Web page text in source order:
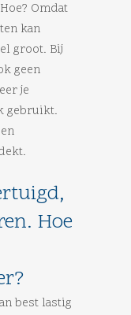
Omdat
kan
groot. Bij
geen
je
gebruikt.
Hoe
best lastig